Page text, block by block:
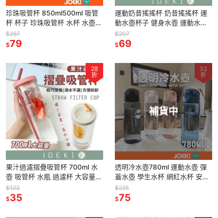
珍珠吸管杯 850ml500ml 吸管
杯 杯子 珍珠吸管杯 水杯 水壺
粗吸管水杯 吸管杯 大象杯 隨行
杯 CC0454
$267
$79
運動奶昔搖搖杯 奶昔搖搖杯 運
動水壺杯子 健身水壺 運動水壺
高蛋白 營養品 健身 乳清 專用杯
【CC0143】
$207
$69
28
折
果汁過濾摺疊吸管杯 700ml 水
壺 吸管杯 水瓶 過濾杯 大容量
果汁杯 茶隔杯 自帶吸管
【CC0300】
$123
$35
補貨中
33
折
透明冷水壺780ml 運動水壺 彈
蓋水壺 學生水杯 網紅水杯 安全
水杯 健身水杯 隨手杯 韓式水杯
【CC0452】
$225
$75